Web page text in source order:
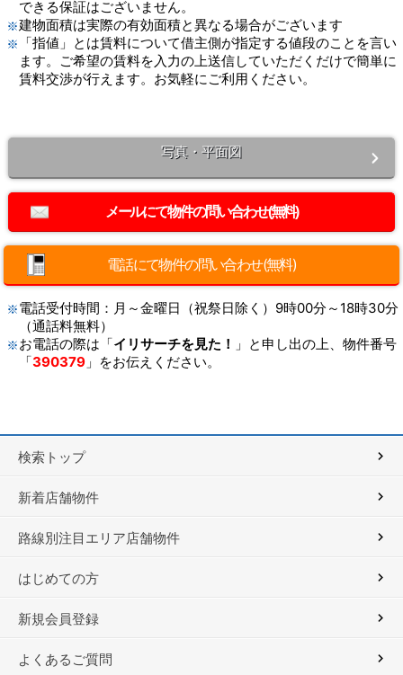
できる保証はございません。
建物面積は実際の有効面積と異なる場合がございます
「指値」とは賃料について借主側が指定する値段のことを言い
ます。ご希望の賃料を入力の上送信していただくだけで簡単に
賃料交渉が行えます。お気軽にご利用ください。
写真・平面図
電話にて物件の問い合わせ(無料)
電話受付時間：月～金曜日（祝祭日除く）9時00分～18時30分
（通話料無料）
お電話の際は「イリサーチを見た！ 」と申し出の上、物件番号
「390379 」をお伝えください。
検索トップ
新着店舗物件
路線別注目エリア店舗物件
はじめての方
新規会員登録
よくあるご質問